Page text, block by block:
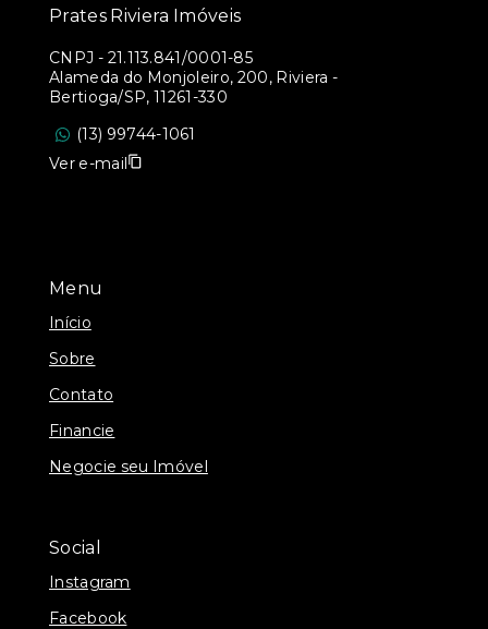
Menu
Início
Sobre
Contato
Financie
Negocie seu Imóvel
Social
Instagram
Facebook
Prates Riviera Imóveis
CNPJ - 21.113.841/0001-85
Alameda do Monjoleiro, 200, Riviera -
Bertioga/SP, 11261-330
(13) 99744-1061
Ver e-mail